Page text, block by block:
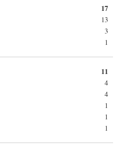
17
13
3
1
11
4
4
1
1
1